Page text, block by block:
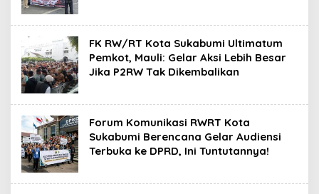
FK RW/RT Kota Sukabumi Ultimatum
Pemkot, Mauli: Gelar Aksi Lebih Besar
Jika P2RW Tak Dikembalikan
Forum Komunikasi RWRT Kota
Sukabumi Berencana Gelar Audiensi
Terbuka ke DPRD, Ini Tuntutannya!